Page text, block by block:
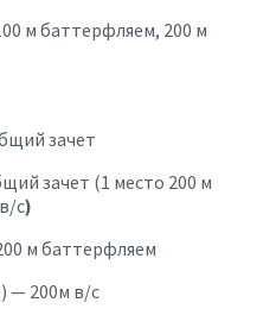
м баттерфляем, 200 м
зачет
зачет (1 место 200 м
с)
м баттерфляем
— 200м в/с